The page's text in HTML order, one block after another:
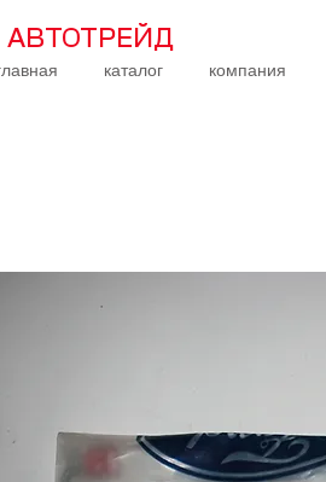
АВТОТРЕЙД
каталог компания